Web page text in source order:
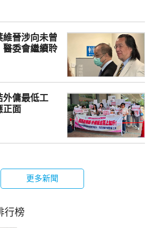
晉涉向未曾
委會繼續聆
外傭最低工
面
更多新聞
行榜